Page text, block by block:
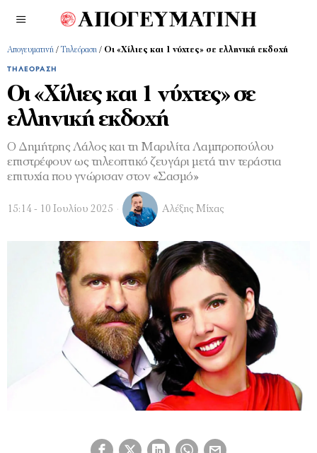
Απογευματινή /Τηλεόραση / Οι «Χίλιες και 1 νύχτες» σε ελληνική εκδοχή
ΤΗΛΕΌΡΑΣΗ
Οι «Χίλιες και 1 νύχτες» σε
ελληνική εκδοχή
Ο Δημήτρης Λάλος και τη Μαριλίτα Λαμπροπούλου
επιστρέφουν ως τηλεοπτικό ζευγάρι μετά την τεράστια
επιτυχία που γνώρισαν στον «Σασμό»
15:14 - 10 Ιουλίου 2025 Αλέξης Μίχας